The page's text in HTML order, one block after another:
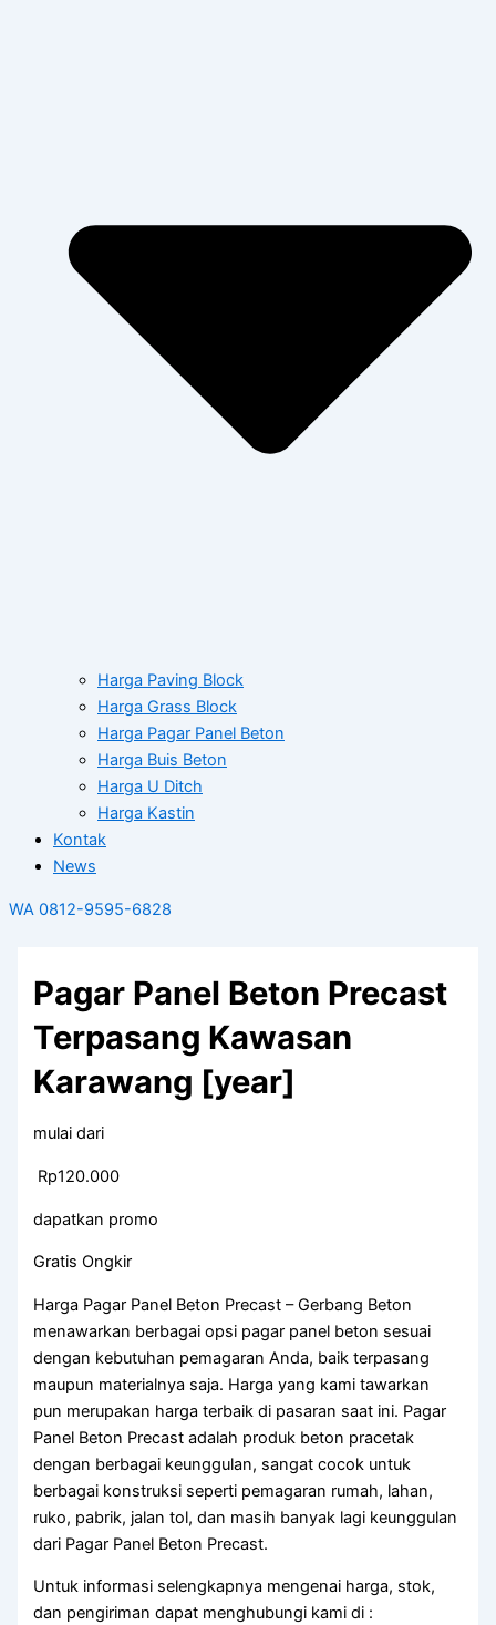
Harga Paving Block
Harga Grass Block
Harga Pagar Panel Beton
Harga Buis Beton
Harga U Ditch
Harga Kastin
Kontak
News
WA 0812-9595-6828
Pagar Panel Beton Precast
Terpasang Kawasan
Karawang [year]
mulai dari
Rp120.000
dapatkan promo
Gratis Ongkir
Harga Pagar Panel Beton Precast – Gerbang Beton
menawarkan berbagai opsi pagar panel beton sesuai
dengan kebutuhan pemagaran Anda, baik terpasang
maupun materialnya saja. Harga yang kami tawarkan
pun merupakan harga terbaik di pasaran saat ini. Pagar
Panel Beton Precast adalah produk beton pracetak
dengan berbagai keunggulan, sangat cocok untuk
berbagai konstruksi seperti pemagaran rumah, lahan,
ruko, pabrik, jalan tol, dan masih banyak lagi keunggulan
dari Pagar Panel Beton Precast.
Untuk informasi selengkapnya mengenai harga, stok,
dan pengiriman dapat menghubungi kami di :